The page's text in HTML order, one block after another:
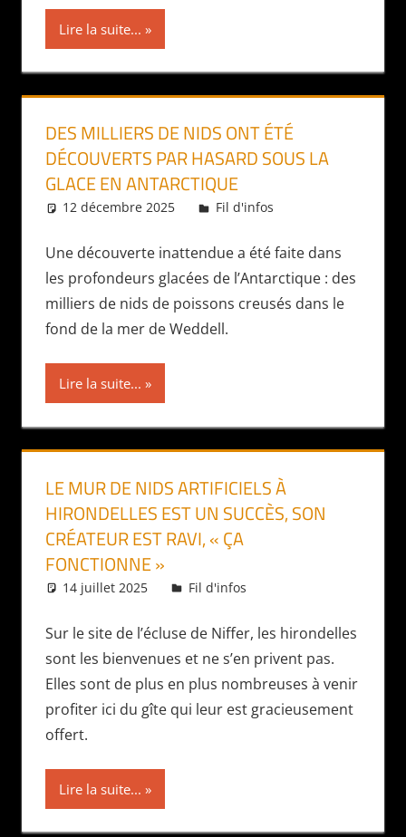
Lire la suite...
DES MILLIERS DE NIDS ONT ÉTÉ
DÉCOUVERTS PAR HASARD SOUS LA
GLACE EN ANTARCTIQUE
12 décembre 2025 Daniel
Fil d'infos
Une découverte inattendue a été faite dans
les profondeurs glacées de l’Antarctique : des
milliers de nids de poissons creusés dans le
fond de la mer de Weddell.
Lire la suite...
LE MUR DE NIDS ARTIFICIELS À
HIRONDELLES EST UN SUCCÈS, SON
CRÉATEUR EST RAVI, « ÇA
FONCTIONNE »
14 juillet 2025 Daniel
Fil d'infos
Sur le site de l’écluse de Niffer, les hirondelles
sont les bienvenues et ne s’en privent pas.
Elles sont de plus en plus nombreuses à venir
profiter ici du gîte qui leur est gracieusement
offert.
Lire la suite...